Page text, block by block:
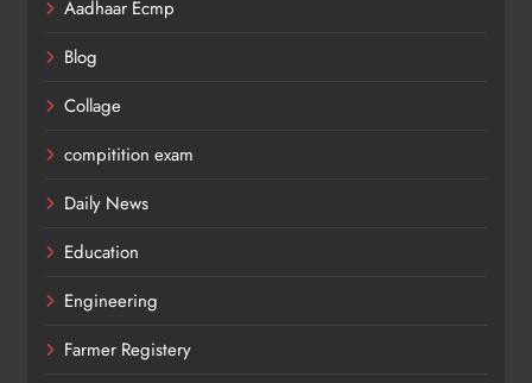
Aadhaar Ecmp
Blog
Collage
compitition exam
Daily News
Education
Engineering
Farmer Registery